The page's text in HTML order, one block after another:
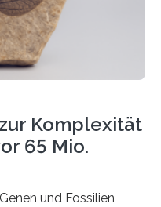
Komplexität
65 Mio.
und Fossilien